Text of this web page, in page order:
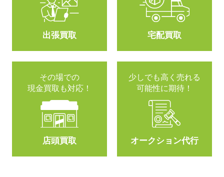
出張買取 宅配買取
その場での
現金買取も対応！
店頭買取
少しでも高く売れる
可能性に期待！
オークション代行